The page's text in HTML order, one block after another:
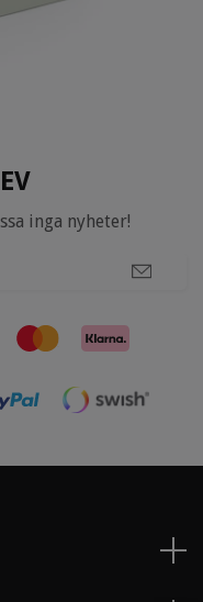
inga nyheter!